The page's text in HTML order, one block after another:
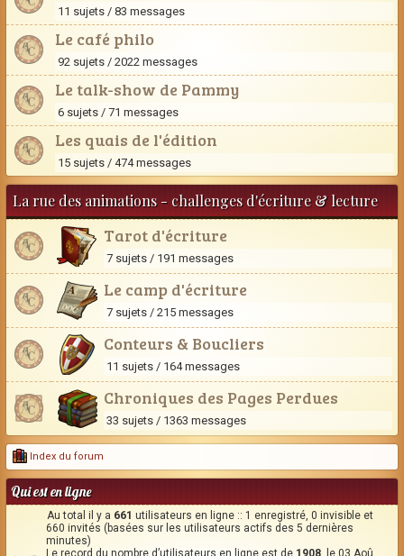
11 sujets / 83 messages
Le café philo
92 sujets / 2022 messages
Le talk-show de Pammy
6 sujets / 71 messages
Les quais de l'édition
15 sujets / 474 messages
La rue des animations - challenges d'écriture & lecture
Tarot d'écriture
7 sujets / 191 messages
Le camp d'écriture
7 sujets / 215 messages
Conteurs & Boucliers
11 sujets / 164 messages
Chroniques des Pages Perdues
33 sujets / 1363 messages
Index du forum
Qui est en ligne
Au total il y a 661 utilisateurs en ligne :: 1 enregistré, 0 invisible et
660 invités (basées sur les utilisateurs actifs des 5 dernières
minutes)
Le record du nombre d’utilisateurs en ligne est de 1908 , le 03 Aoû